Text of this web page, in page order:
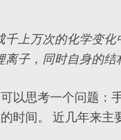
上万次的化学变
子，同时自身的
以思考一个问题：
时间。 近几年来主